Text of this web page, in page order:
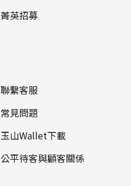
菁英招募
聯繫客服
常見問題
玉山Wallet下載
公平待客與顧客關係